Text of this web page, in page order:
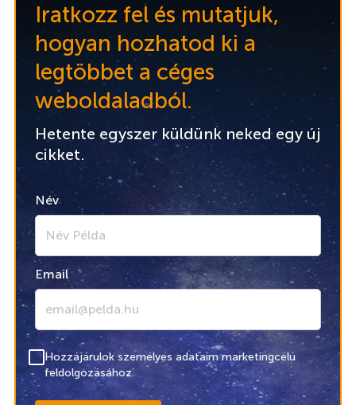
Iratkozz fel és mutatjuk,
hogyan hozhatod ki a
legtöbbet a céges
weboldaladból.
Hetente egyszer küldünk neked egy új
cikket.
Név
Email
Hozzájárulok személyes adataim marketingcélú
feldolgozásához.